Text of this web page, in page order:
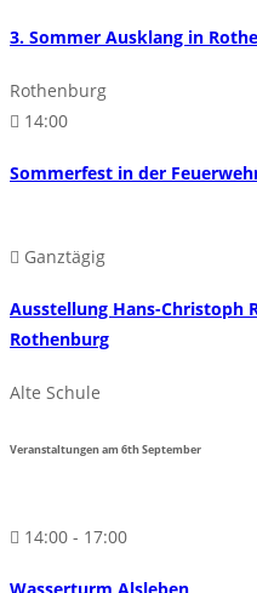
3. Sommer Ausklang in
Rothenburg
14:00
Sommerfest in der
Ganztägig
Ausstellung Hans-Christoph
Rothenburg
Alte Schule
Veranstaltungen am6thSeptember
14:00 - 17:00